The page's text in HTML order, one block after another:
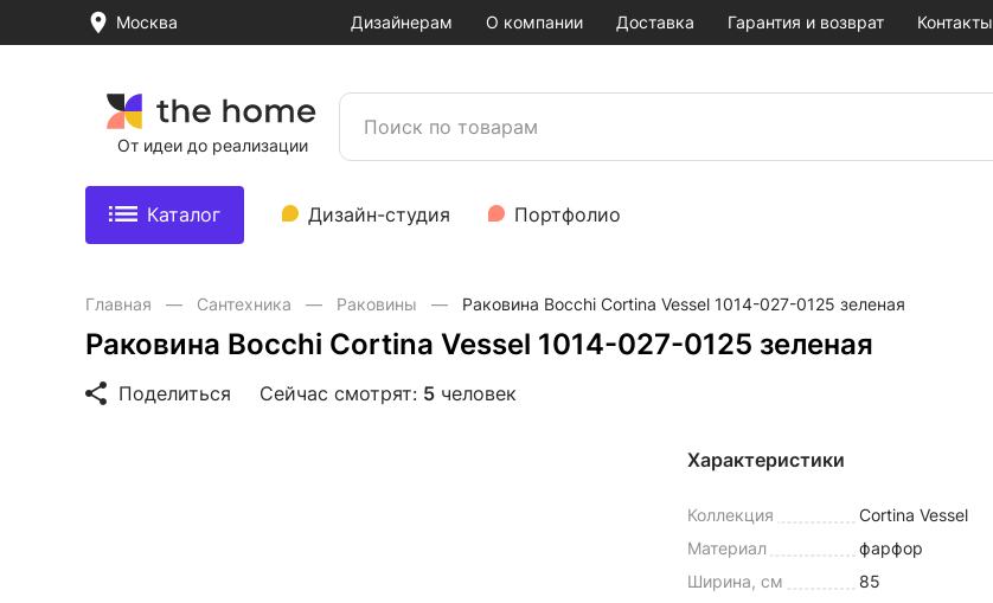
Москва Дизайнерам О компании Доставка Гарантия и возврат Контакты
От идеи до реализации
Каталог Дизайн-студия Портфолио
Главная Сантехника Раковины Раковина Bocchi Cortina Vessel 1014-027-0125 зеленая
Раковина Bocchi Cortina Vessel 1014-027-0125 зеленая
Поделиться Сейчас смотрят: 5 человек
Характеристики
Коллекция
Cortina Vessel
Материал
фарфор
Ширина, см
85